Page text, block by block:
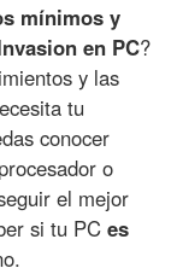
mínimos y
en PC?
y las
tu
conocer
o
el mejor
si tu PCes